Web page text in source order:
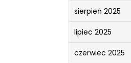
sierpień 2025
lipiec 2025
czerwiec 2025